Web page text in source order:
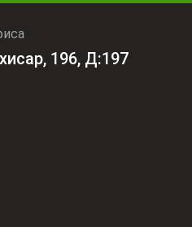
196, Д:197